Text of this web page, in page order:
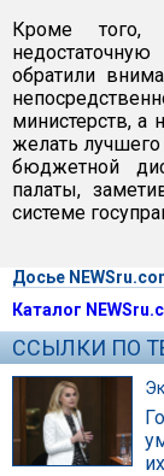
Кроме того,
обратили
министерств, а
желать
бюджетной
палаты,
системе
Досье
Каталог
ССЫЛКИ ПО